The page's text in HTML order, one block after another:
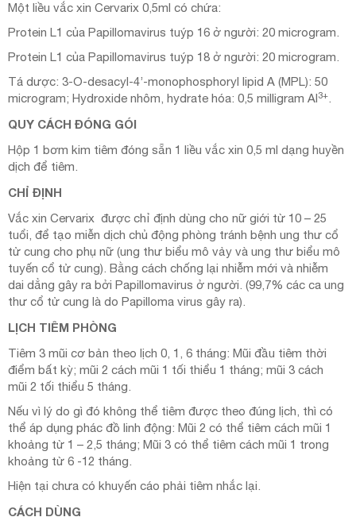
Một liều vắc xin Cervarix 0,5ml có chứa:
Protein L1 của Papillomavirus tuýp 16 ở người: 20 microgram.
Protein L1 của Papillomavirus tuýp 18 ở người: 20 microgram.
Tá dược: 3-O-desacyl-4’-monophosphoryl lipid A (MPL): 50
microgram; Hydroxide nhôm, hydrate hóa: 0,5 milligram Al3+
QUY CÁCH ĐÓNG GÓI
Hộp 1 bơm kim tiêm đóng sẵn 1 liều vắc xin 0,5 ml dạng huyền
dịch để tiêm.
CHỈ ĐỊNH
Vắc xin Cervarix được chỉ định dùng cho nữ giới từ 10 – 25
tuổi, để tạo miễn dịch chủ động phòng tránh bệnh ung thư cổ
tử cung cho phụ nữ (ung thư biểu mô vảy và ung thư biểu mô
tuyến cổ tử cung). Bằng cách chống lại nhiễm mới và nhiễm
dai dẳng gây ra bởi Papillomavirus ở người. (99,7% các ca ung
thư cổ tử cung là do Papilloma virus gây ra).
LỊCH TIÊM PHÒNG
Tiêm 3 mũi cơ bản theo lịch 0, 1, 6 tháng: Mũi đầu tiêm thời
điểm bất kỳ; mũi 2 cách mũi 1 tối thiểu 1 tháng; mũi 3 cách
mũi 2 tối thiểu 5 tháng.
Nếu vì lý do gì đó không thể tiêm được theo đúng lịch, thì có
thể áp dụng phác đồ linh động: Mũi 2 có thể tiêm cách mũi 1
khoảng từ 1 – 2,5 tháng; Mũi 3 có thể tiêm cách mũi 1 trong
khoảng từ 6 -12 tháng.
Hiện tại chưa có khuyến cáo phải tiêm nhắc lại.
CÁCH DÙNG